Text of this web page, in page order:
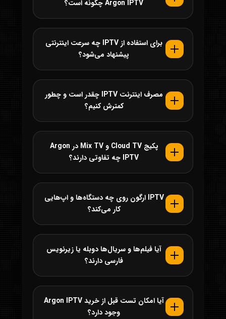
Argon IPTV چگونه است؟
برای استفاده از IPTV چه سرعت اینترنتی
پیشنهاد می‌شود؟
مصرف اینترنت IPTV چقدر است و چطور
کمترش کنیم؟
پکیج Cloud TV و Mix TV در Argon
IPTV چه تفاوتی دارند؟
IPTV ارگون روی چه دستگاه‌ها و اپ‌هایی
کار می‌کند؟
آیا فیلم‌ها و سریال‌ها دوبله یا زیرنویس
فارسی دارند؟
آیا امکان تست قبل از خرید Argon IPTV
وجود دارد؟